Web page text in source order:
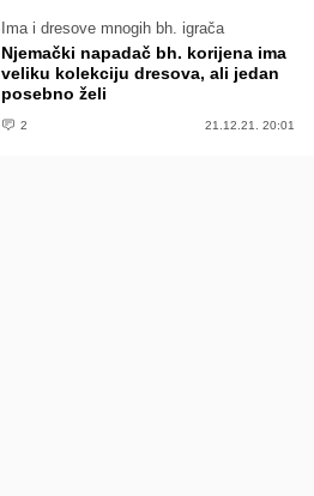
Ima i dresove mnogih bh. igrača
Njemački napadač bh. korijena ima
veliku kolekciju dresova, ali jedan
posebno želi
2 21.12.21. 20:01